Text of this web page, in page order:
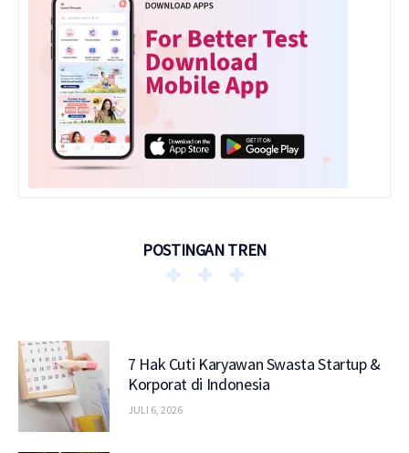
POSTINGAN TREN
7 Hak Cuti Karyawan Swasta Startup &
Korporat di Indonesia
JULI 6, 2026